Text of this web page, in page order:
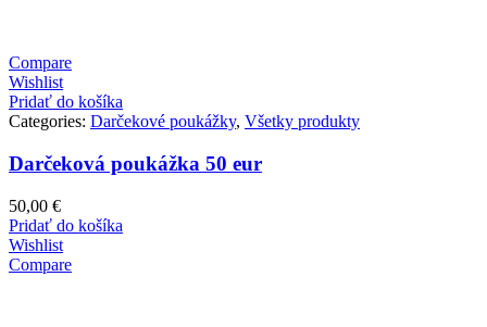
Compare
Wishlist
Pridať do košíka
Categories: Darčekové poukážky, Všetky produkty
Darčeková poukážka 50 eur
50,00 €
Pridať do košíka
Wishlist
Compare